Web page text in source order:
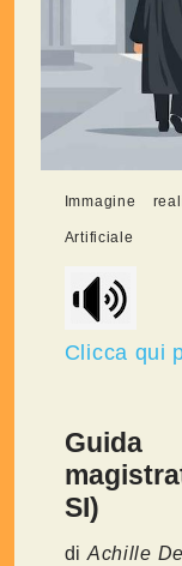
Immagine
Artificiale
Clicca qui
Guida
SI)
di Achille